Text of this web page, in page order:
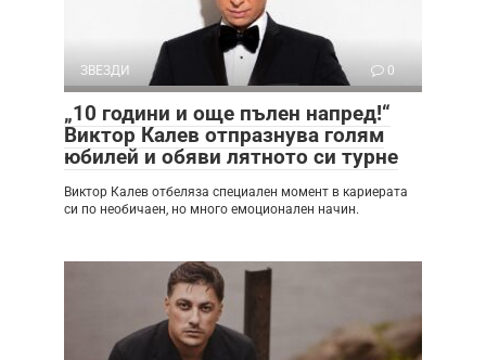
ЗВЕЗДИ 0
„10 години и още пълен напред!“
Виктор Калев отпразнува голям
юбилей и обяви лятното си турне
Виктор Калев отбеляза специален момент в кариерата
си по необичаен, но много емоционален начин.